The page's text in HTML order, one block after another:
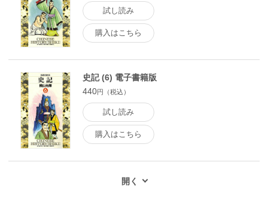
試し読み
購入はこちら
史記 (6) 電子書籍版
440円（税込）
試し読み
購入はこちら